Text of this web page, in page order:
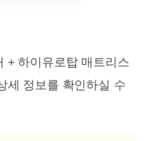
+ 하이유로탑 매트리스
세 정보를 확인하실 수